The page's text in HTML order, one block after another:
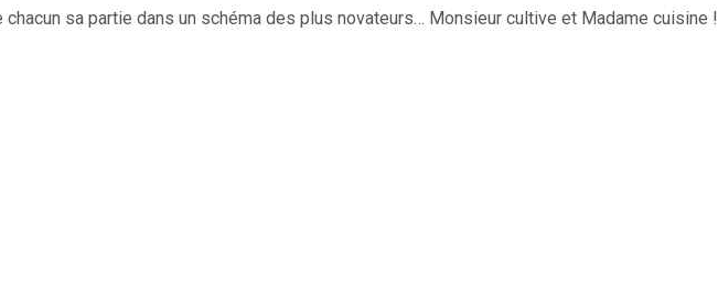
chacun sa partie dans un schéma des plus novateurs… Monsieur cultive et Madame cuisine !